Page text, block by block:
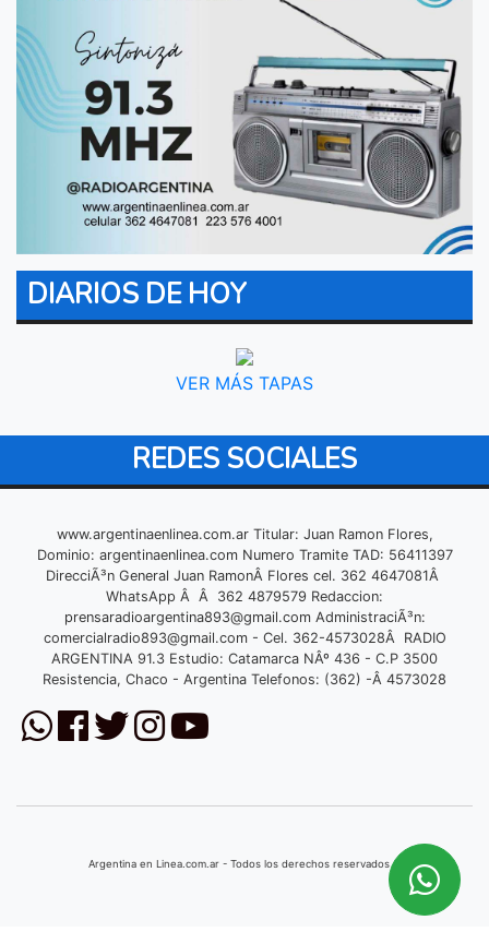
DIARIOS DE HOY
VER MÁS TAPAS
REDES SOCIALES
www.argentinaenlinea.com.ar Titular: Juan Ramon Flores,
Dominio: argentinaenlinea.com Numero Tramite TAD: 56411397
DirecciÃ³n General Juan RamonÂ Flores cel. 362 4647081Â
WhatsApp Â Â 362 4879579 Redaccion:
prensaradioargentina893@gmail.comAdministraciÃ³n:
comercialradio893@gmail.com- Cel. 362-4573028Â RADIO
ARGENTINA 91.3 Estudio: Catamarca NÂº 436 - C.P 3500
Resistencia, Chaco - Argentina Telefonos: (362) -Â 4573028
Argentina en Linea.com.ar - Todos los derechos reservados © 2026